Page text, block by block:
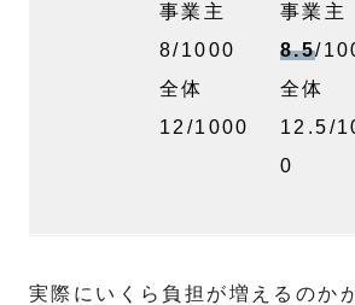
事業主
8/1000
全体
12/1000
事業
8.5/
全体
12.5/
0
実際にいくら負担が増えるのか